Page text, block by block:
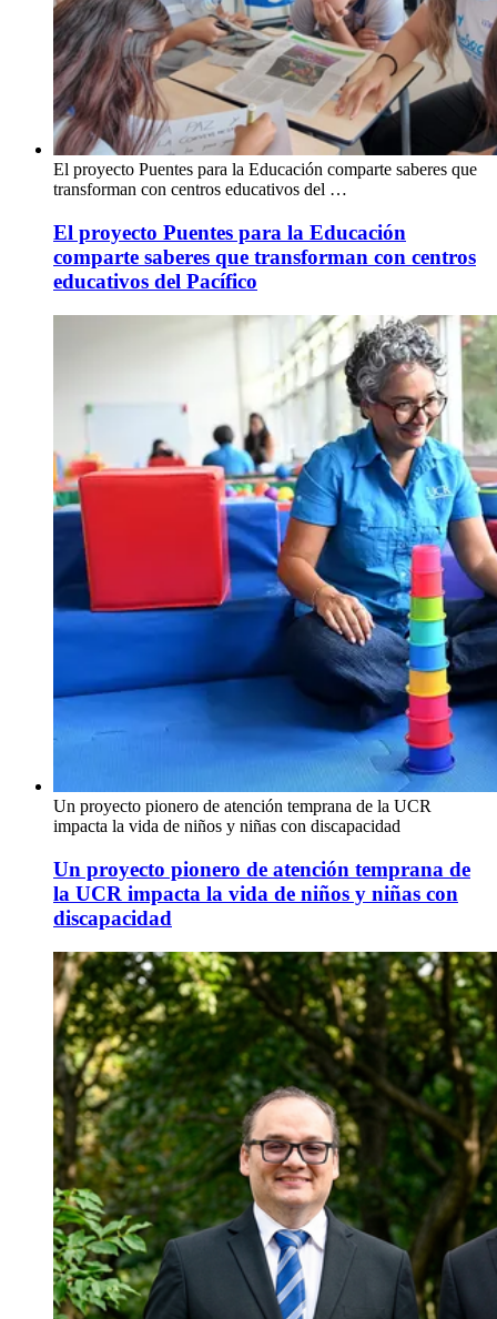
El proyecto Puentes para la Educación comparte saberes que
transforman con centros educativos del …
El proyecto Puentes para la Educación
comparte saberes que transforman con centros
educativos del Pacífico
Un proyecto pionero de atención temprana de la UCR
impacta la vida de niños y niñas con discapacidad
Un proyecto pionero de atención temprana de
la UCR impacta la vida de niños y niñas con
discapacidad